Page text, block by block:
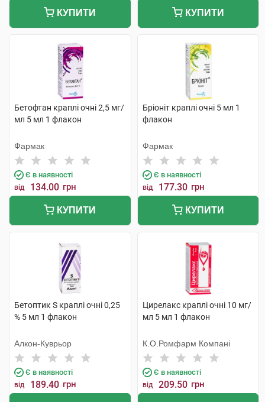
КУПИТИ КУПИТИ
Бетофтан краплі очні 2,5 мг/
мл 5 мл 1 флакон
Фармак
Є в наявності
від 134.00 грн
КУПИТИ
Бріоніт краплі очні 5 мл 1
флакон
Фармак
Є в наявності
від 177.30 грн
КУПИТИ
Бетоптик S краплі очні 0,25
% 5 мл 1 флакон
Алкон-Куврьор
Є в наявності
від 189.40 грн
Цирелакс краплі очні 10 мг/
мл 5 мл 1 флакон
К.О.Ромфарм Компані
Є в наявності
від 209.50 грн